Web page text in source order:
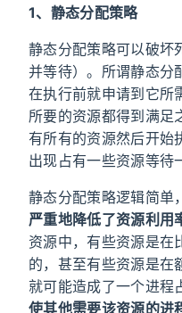
1、静态分配策略
静态分配策略可以破坏
并等待）。所谓静态分
在执行前就申请到它所
所要的资源都得到满足
有所有的资源然后开始
出现占有一些资源等待
静态分配策略逻辑简单
严重地降低了资源利用
资源中，有些资源是在
的，甚至有些资源是在
就可能造成了一个进程
使其他需要该资源的进